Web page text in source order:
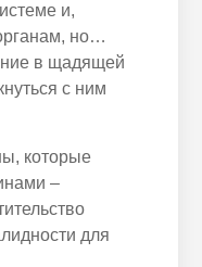
и,
но…
в щадящей
с ним
которые
–
для